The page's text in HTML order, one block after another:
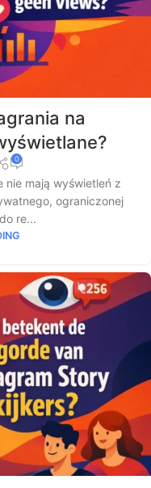
na
0
nie mają wyświetleń z
ograniczonej
re...